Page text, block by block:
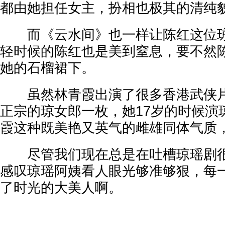
都由她担任女主，扮相也极其的清纯
而《云水间》也一样让陈红这位
轻时候的陈红也是美到窒息，要不然
她的石榴裙下。
虽然林青霞出演了很多香港武侠
正宗的琼女郎一枚，她17岁的时候演
霞这种既美艳又英气的雌雄同体气质
尽管我们现在总是在吐槽琼瑶剧
感叹琼瑶阿姨看人眼光够准够狠，每
了时光的大美人啊。